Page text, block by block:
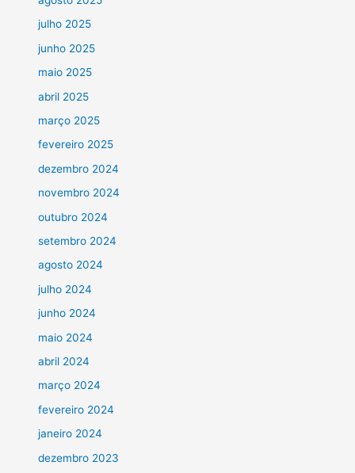
julho 2025
junho 2025
maio 2025
abril 2025
março 2025
fevereiro 2025
dezembro 2024
novembro 2024
outubro 2024
setembro 2024
agosto 2024
julho 2024
junho 2024
maio 2024
abril 2024
março 2024
fevereiro 2024
janeiro 2024
dezembro 2023